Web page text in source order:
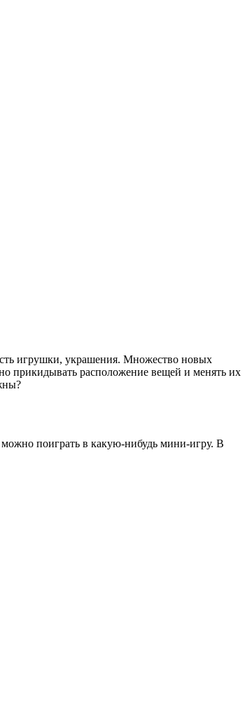
игрушки, украшения. Множество новых
прикидывать расположение вещей и менять их
поиграть в какую-нибудь мини-игру. В